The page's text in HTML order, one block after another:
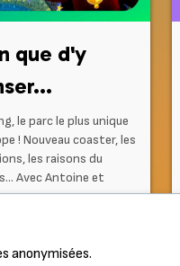
que d'y
le parc le plus unique
! Nouveau coaster, les
les raisons du
Avec Antoine et
anonymisées.